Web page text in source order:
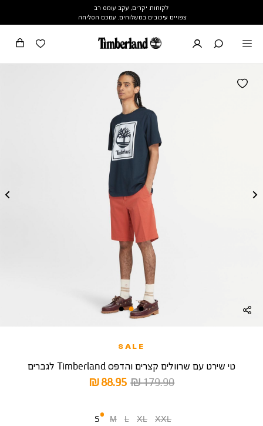
לקוחות יקרים, עקב עומס רב
צפויים עיכובים במשלוחים. עמכם הסליחה
SALE
טי שירט עם שרוולים קצרים והדפס Timberland לגברים
מחיר
88.95 ₪
מחיר
179.90 ₪
S M L XL XXL